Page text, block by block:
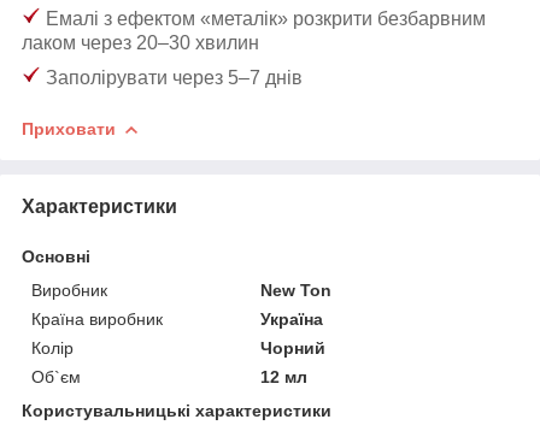
Емалі з ефектом «металік» розкрити безбарвним
лаком через 20–30 хвилин
Заполірувати через 5–7 днів
Приховати
Характеристики
Основні
Виробник
New Ton
Країна виробник
Україна
Колір
Чорний
Об`єм
12 мл
Користувальницькі характеристики